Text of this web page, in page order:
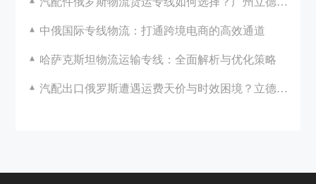
中俄国际专线物流：打通跨境电商的高效通道
哈萨克斯坦物流运输专线：全面解析与优化策略
汽配出口俄罗斯遭遇运费天价与时效困境？立德国际助您破局！